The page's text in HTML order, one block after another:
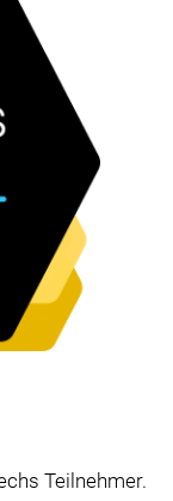
Teilnehmer.